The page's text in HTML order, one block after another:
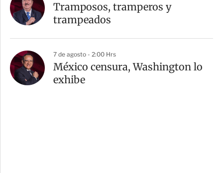
Tramposos, tramperos y
trampeados
7 de agosto - 2:00 Hrs
México censura, Washington lo
exhibe